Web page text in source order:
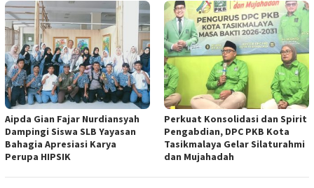
Aipda Gian Fajar Nurdiansyah
Dampingi Siswa SLB Yayasan
Bahagia Apresiasi Karya
Perupa HIPSIK
Perkuat Konsolidasi dan Spirit
Pengabdian, DPC PKB Kota
Tasikmalaya Gelar Silaturahmi
dan Mujahadah